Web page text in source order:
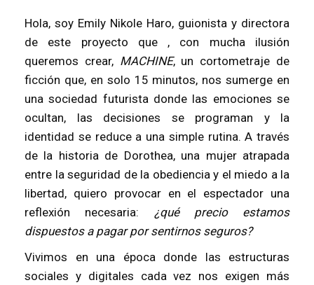
Hola, soy Emily Nikole Haro, guionista y directora
de este proyecto que , con mucha ilusión
queremos crear, MACHINE, un cortometraje de
ficción que, en solo 15 minutos, nos sumerge en
una sociedad futurista donde las emociones se
ocultan, las decisiones se programan y la
identidad se reduce a una simple rutina. A través
de la historia de Dorothea, una mujer atrapada
entre la seguridad de la obediencia y el miedo a la
libertad, quiero provocar en el espectador una
reflexión necesaria: ¿qué precio estamos
dispuestos a pagar por sentirnos seguros?
Vivimos en una época donde las estructuras
sociales y digitales cada vez nos exigen más